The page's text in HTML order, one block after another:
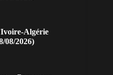
Algérie
08/2026)